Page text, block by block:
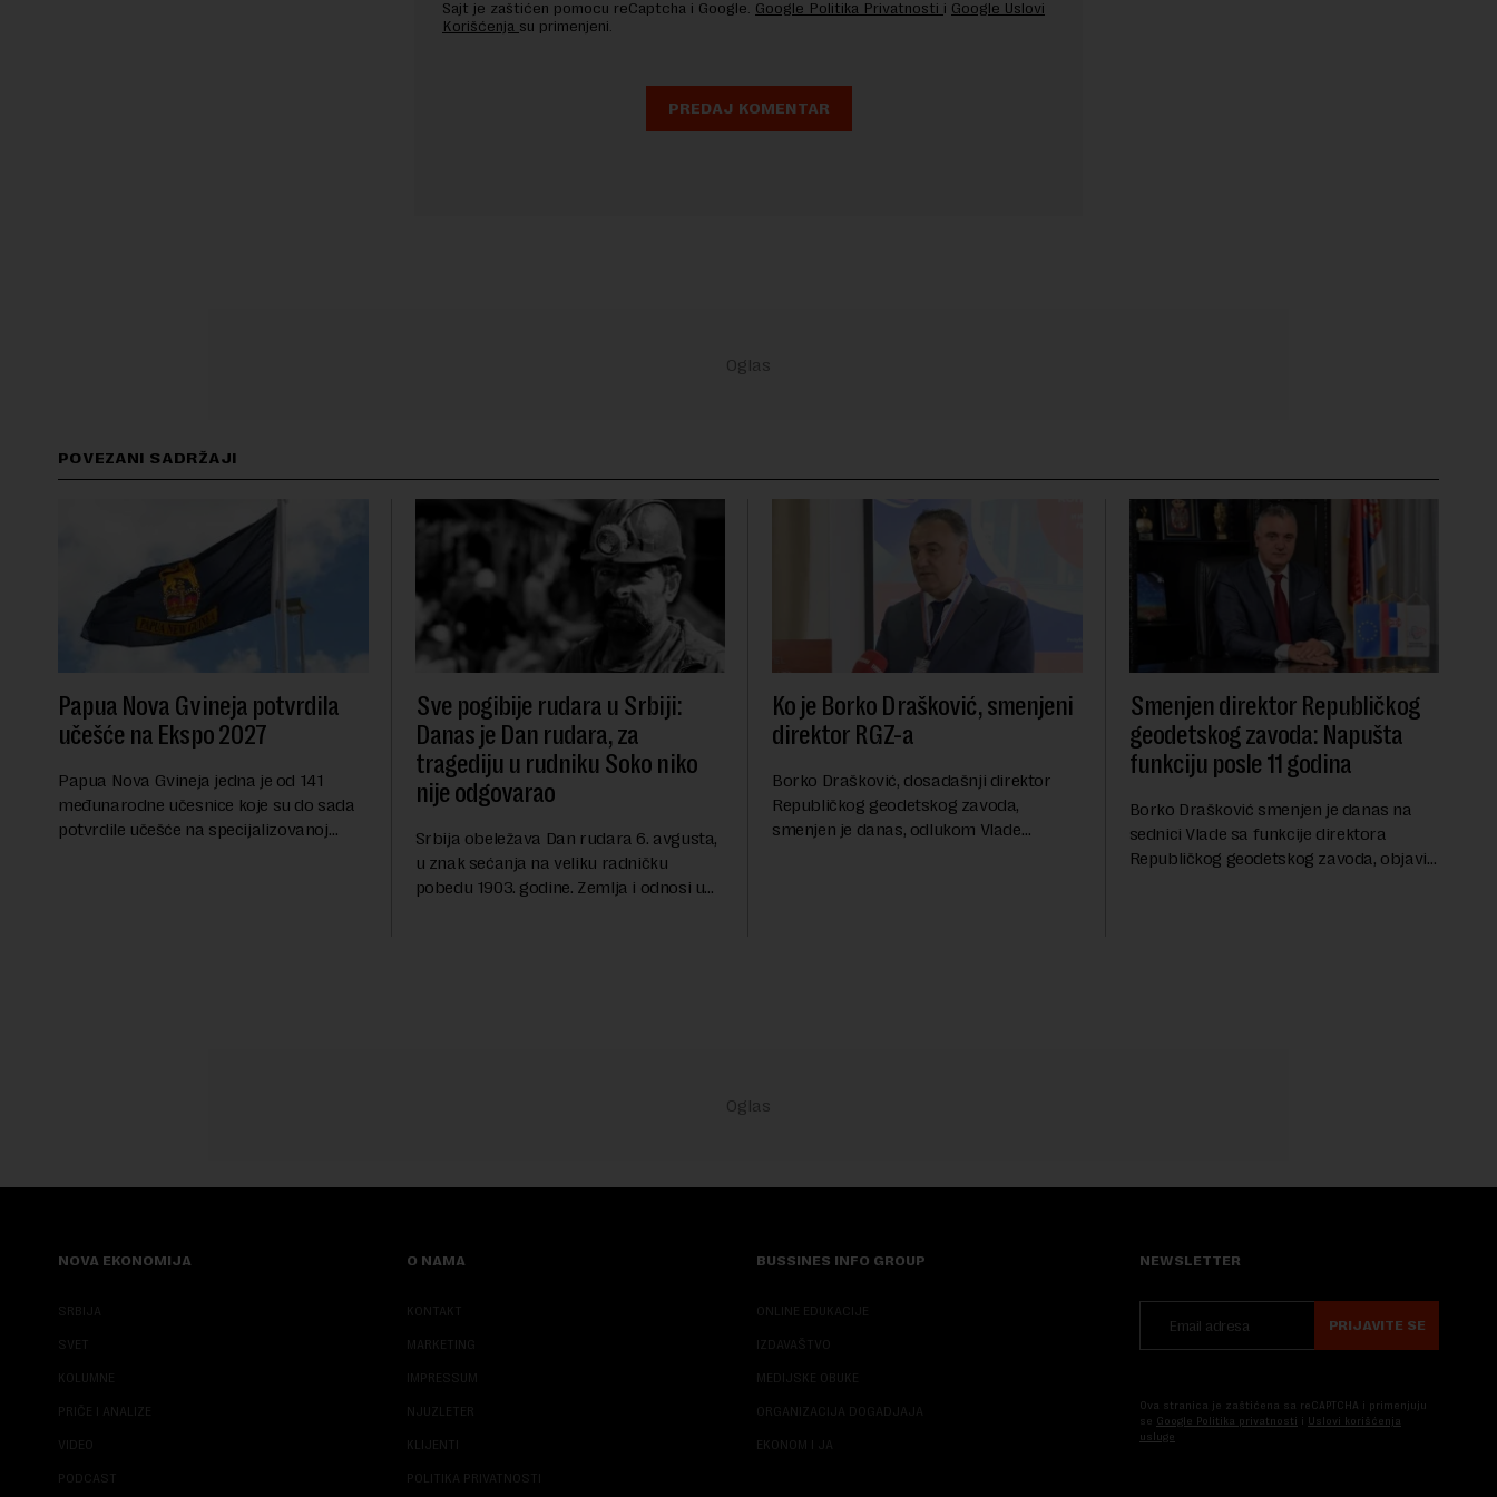
Sajt je zaštićen pomocu reCaptcha i Google. Google Politika Privatnosti i Google Uslovi
Korišćenja su primenjeni.
POVEZANI SADRŽAJI
Papua Nova Gvineja potvrdila
učešće na Ekspo 2027
Papua Nova Gvineja jedna je od 141
međunarodne učesnice koje su do sada
potvrdile učešće na specijalizovanoj
Sve pogibije rudara u Srbiji:
Danas je Dan rudara, za
tragediju u rudniku Soko niko
nije odgovarao
Srbija obeležava Dan rudara 6. avgusta,
u znak sećanja na veliku radničku
pobedu 1903. godine. Zemlja i odnosi u
Ko je Borko Drašković, smenjeni
direktor RGZ-a
Borko Drašković, dosadašnji direktor
Republičkog geodetskog zavoda,
smenjen je danas, odlukom Vlade
Smenjen direktor Republičkog
geodetskog zavoda: Napušta
funkciju posle 11 godina
Borko Drašković smenjen je danas na
sednici Vlade sa funkcije direktora
Republičkog geodetskog zavoda, objavio
NOVA EKONOMIJA
SRBIJA
SVET
KOLUMNE
PRIČE I ANALIZE
VIDEO
PODCAST
O NAMA
KONTAKT
MARKETING
IMPRESSUM
NJUZLETER
KLIJENTI
POLITIKA PRIVATNOSTI
BUSSINES INFO GROUP
ONLINE EDUKACIJE
IZDAVAŠTVO
MEDIJSKE OBUKE
ORGANIZACIJA DOGADJAJA
EKONOM I JA
NEWSLETTER
PRIJAVITE SE
Ova stranica je zaštićena sa reCAPTCHA i primenjuju
se Google Politika privatnosti i Uslovi korišćenja
usluge